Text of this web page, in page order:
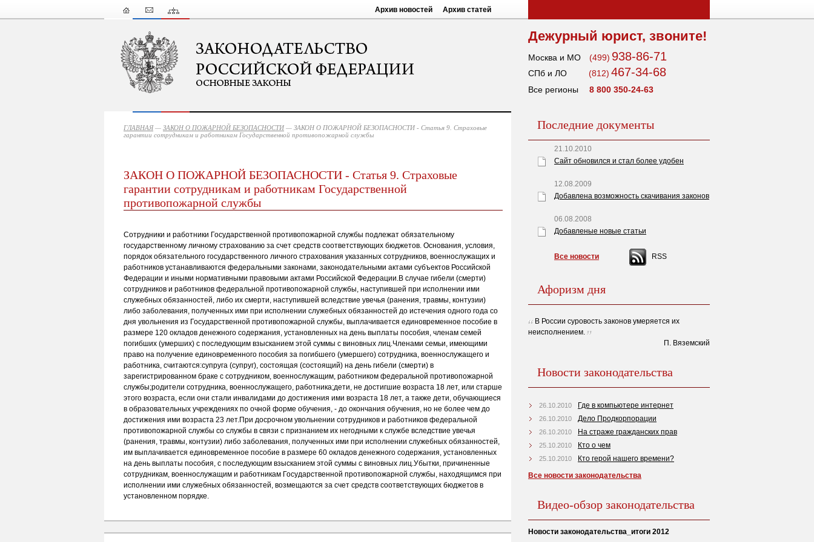
Архив новостей Архив статей
ГЛАВНАЯ— ЗАКОН О ПОЖАРНОЙ БЕЗОПАСНОСТИ — ЗАКОН О ПОЖАРНОЙ БЕЗОПАСНОСТИ - Статья 9. Страховые
гарантии сотрудникам и работникам Государственной противопожарной службы
ЗАКОН О ПОЖАРНОЙ БЕЗОПАСНОСТИ - Статья 9. Страховые
гарантии сотрудникам и работникам Государственной
противопожарной службы
Сотрудники и работники Государственной противопожарной службы подлежат обязательному
государственному личному страхованию за счет средств соответствующих бюджетов. Основания, условия,
порядок обязательного государственного личного страхования указанных сотрудников, военнослужащих и
работников устанавливаются федеральными законами, законодательными актами субъектов Российской
Федерации и иными нормативными правовыми актами Российской Федерации.В случае гибели (смерти)
сотрудников и работников федеральной противопожарной службы, наступившей при исполнении ими
служебных обязанностей, либо их смерти, наступившей вследствие увечья (ранения, травмы, контузии)
либо заболевания, полученных ими при исполнении служебных обязанностей до истечения одного года со
дня увольнения из Государственной противопожарной службы, выплачивается единовременное пособие в
размере 120 окладов денежного содержания, установленных на день выплаты пособия, членам семей
погибших (умерших) с последующим взысканием этой суммы с виновных лиц.Членами семьи, имеющими
право на получение единовременного пособия за погибшего (умершего) сотрудника, военнослужащего и
работника, считаются:супруга (супруг), состоящая (состоящий) на день гибели (смерти) в
зарегистрированном браке с сотрудником, военнослужащим, работником федеральной противопожарной
службы;родители сотрудника, военнослужащего, работника;дети, не достигшие возраста 18 лет, или старше
этого возраста, если они стали инвалидами до достижения ими возраста 18 лет, а также дети, обучающиеся
в образовательных учреждениях по очной форме обучения, - до окончания обучения, но не более чем до
достижения ими возраста 23 лет.При досрочном увольнении сотрудников и работников федеральной
противопожарной службы со службы в связи с признанием их негодными к службе вследствие увечья
(ранения, травмы, контузии) либо заболевания, полученных ими при исполнении служебных обязанностей,
им выплачивается единовременное пособие в размере 60 окладов денежного содержания, установленных
на день выплаты пособия, с последующим взысканием этой суммы с виновных лиц.Убытки, причиненные
сотрудникам, военнослужащим и работникам Государственной противопожарной службы, находящимся при
исполнении ими служебных обязанностей, возмещаются за счет средств соответствующих бюджетов в
установленном порядке.
Дежурный юрист, звоните!
Москва и МО (499) 938-86-71
СПб и ЛО (812) 467-34-68
Все регионы 8 800 350-24-63
Последние документы
21.10.2010
Сайт обновился и стал более удобен
12.08.2009
Добавлена возможность скачивания законов
06.08.2008
Добавленые новые статьи
Все новости RSS
Афоризм дня
В России суровость законов умеряется их
неисполнением.
П. Вяземский
Новости законодательства
26.10.2010 Где в компьютере интернет
26.10.2010 Дело Продкорпорации
26.10.2010 На страже гражданских прав
25.10.2010 Кто о чем
25.10.2010
Кто герой нашего времени?
Все новости законодательства
Видео-обзор законодательства
Новости законодательства_итоги 2012